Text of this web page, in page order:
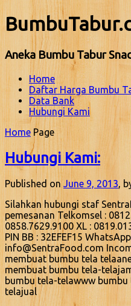
Aneka Bumbu Tabur
Home
Daftar Harga Bumbu
Data Bank
Hubungi Kami
Home Page
Hubungi Kami:
Published on June 9, 2013,
Silahkan hubungi staf
pemesanan Telkomsel :
0858.7629.9100 XL :
PIN BB : 32EFEF15
info@SentraFood.com
membuat bumbu tela
membuat bumbu tela-
bumbu tela-telawww
telajual